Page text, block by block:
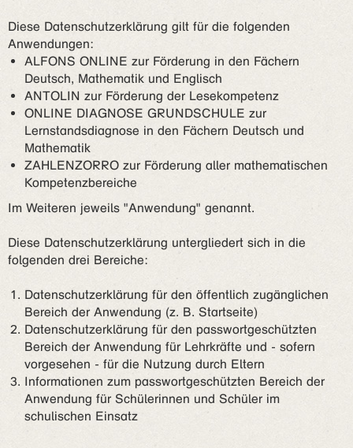
Diese Datenschutzerklärung gilt für die folgenden
Anwendungen:
ALFONS ONLINE zur Förderung in den Fächern
Deutsch, Mathematik und Englisch
ANTOLIN zur Förderung der Lesekompetenz
ONLINE DIAGNOSE GRUNDSCHULE zur
Lernstandsdiagnose in den Fächern Deutsch und
Mathematik
ZAHLENZORRO zur Förderung aller mathematischen
Kompetenzbereiche
Im Weiteren jeweils "Anwendung" genannt.
Diese Datenschutzerklärung untergliedert sich in die
folgenden drei Bereiche:
Datenschutzerklärung für den öffentlich zugänglichen
Bereich der Anwendung (z. B. Startseite)
Datenschutzerklärung für den passwortgeschützten
Bereich der Anwendung für Lehrkräfte und - sofern
vorgesehen - für die Nutzung durch Eltern
Informationen zum passwortgeschützten Bereich der
Anwendung für Schülerinnen und Schüler im
schulischen Einsatz